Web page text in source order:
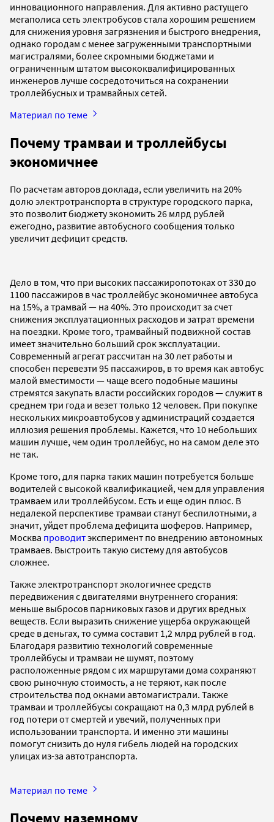
инновационного направления. Для активно растущего
мегаполиса сеть электробусов стала хорошим решением
для снижения уровня загрязнения и быстрого внедрения,
однако городам с менее загруженными транспортными
магистралями, более скромными бюджетами и
ограниченным штатом высококвалифицированных
инженеров лучше сосредоточиться на сохранении
троллейбусных и трамвайных сетей.
Материал по теме
Почему трамваи и троллейбусы
экономичнее
По расчетам авторов доклада, если увеличить на 20%
долю электротранспорта в структуре городского парка,
это позволит бюджету экономить 26 млрд рублей
ежегодно, развитие автобусного сообщения только
увеличит дефицит средств.
Дело в том, что при высоких пассажиропотоках от 330 до
1100 пассажиров в час троллейбус экономичнее автобуса
на 15%, а трамвай — на 40%. Это происходит за счет
снижения эксплуатационных расходов и затрат времени
на поездки. Кроме того, трамвайный подвижной состав
имеет значительно больший срок эксплуатации.
Современный агрегат рассчитан на 30 лет работы и
способен перевезти 95 пассажиров, в то время как автобус
малой вместимости — чаще всего подобные машины
стремятся закупать власти российских городов — служит в
среднем три года и везет только 12 человек. При покупке
нескольких микроавтобусов у администраций создается
иллюзия решения проблемы. Кажется, что 10 небольших
машин лучше, чем один троллейбус, но на самом деле это
не так.
Кроме того, для парка таких машин потребуется больше
водителей с высокой квалификацией, чем для управления
трамваем или троллейбусом. Есть и еще один плюс. В
недалекой перспективе трамваи станут беспилотными, а
значит, уйдет проблема дефицита шоферов. Например,
Москва проводитэксперимент по внедрению автономных
трамваев. Выстроить такую систему для автобусов
сложнее.
Также электротранспорт экологичнее средств
передвижения с двигателями внутреннего сгорания:
меньше выбросов парниковых газов и других вредных
веществ. Если выразить снижение ущерба окружающей
среде в деньгах, то сумма составит 1,2 млрд рублей в год.
Благодаря развитию технологий современные
троллейбусы и трамваи не шумят, поэтому
расположенные рядом с их маршрутами дома сохраняют
свою рыночную стоимость, а не теряют, как после
строительства под окнами автомагистрали. Также
трамваи и троллейбусы сокращают на 0,3 млрд рублей в
год потери от смертей и увечий, полученных при
использовании транспорта. И именно эти машины
помогут снизить до нуля гибель людей на городских
улицах из-за автотранспорта.
Материал по теме